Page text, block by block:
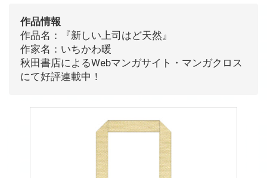
作品情報
作品名：『新しい上司はど天然』
作家名：いちかわ暖
秋田書店によるWebマンガサイト・マンガクロス
にて好評連載中！